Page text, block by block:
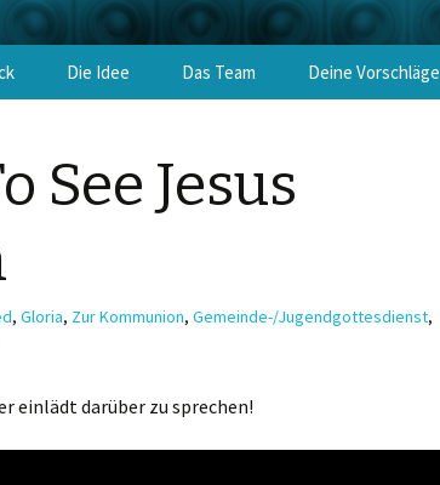
Die Idee Das Team Deine Vorschläge
See Jesus
, Gloria, Zur Kommunion, Gemeinde-/Jugendgottesdienst,
einlädt darüber zu sprechen!